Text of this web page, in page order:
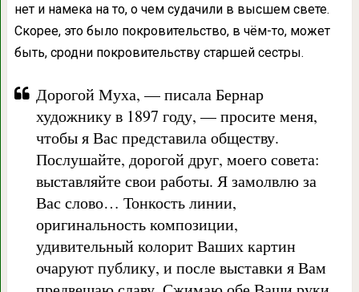
нет и намека на то, о чем судачили в высшем свете.
Скорее, это было покровительство, в чём-то, может
быть, сродни покровительству старшей сестры.
Дорогой Муха, — писала Бернар
художнику в 1897 году, — просите меня,
чтобы я Вас представила обществу.
Послушайте, дорогой друг, моего совета:
выставляйте свои работы. Я замолвлю за
Вас слово… Тонкость линии,
оригинальность композиции,
удивительный колорит Ваших картин
очаруют публику, и после выставки я Вам